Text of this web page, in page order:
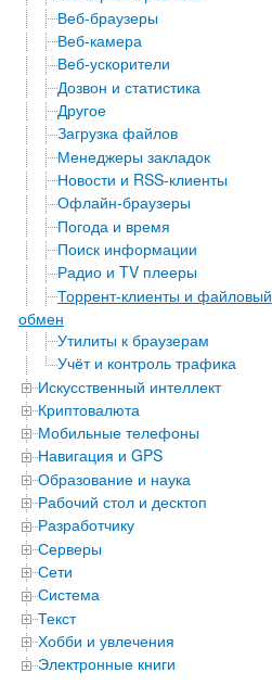
Веб-браузеры
Веб-камера
Веб-ускорители
Дозвон и статистика
Другое
Загрузка файлов
Менеджеры закладок
Новости и RSS-клиенты
Офлайн-браузеры
Погода и время
Поиск информации
Радио и TV плееры
Торрент-клиенты и файловый
обмен
Утилиты к браузерам
Учёт и контроль трафика
Искусственный интеллект
Криптовалюта
Мобильные телефоны
Навигация и GPS
Образование и наука
Рабочий стол и десктоп
Разработчику
Серверы
Сети
Система
Текст
Хобби и увлечения
Электронные книги